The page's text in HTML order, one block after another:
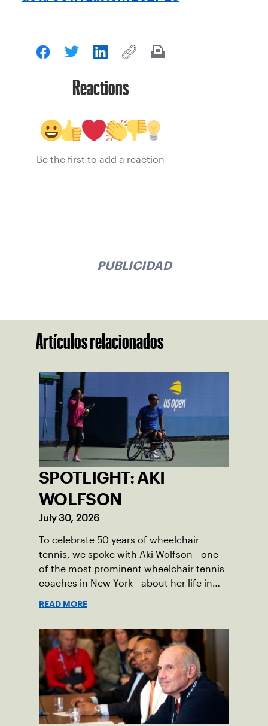
Reactions
Be the first to add a reaction
PUBLICIDAD
Artículos relacionados
SPOTLIGHT: AKI
WOLFSON
July 30, 2026
To celebrate 50 years of wheelchair
tennis, we spoke with Aki Wolfson—one
of the most prominent wheelchair tennis
coaches in New York—about her life in
READ MORE